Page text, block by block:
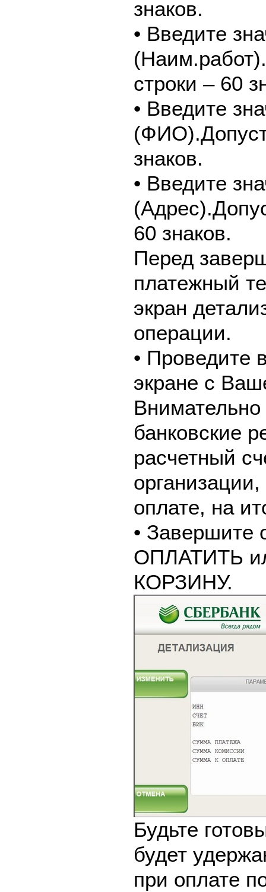
знаков.
• Введите
строки – 60
• Введите
знаков.
• Введите
60 знаков.
Перед
платежный
экран
операции.
• Проведите
экране с
банковские
расчетный
оплате, на
• Завершите
ОПЛАТИТЬ
КОРЗИНУ.
Будьте
будет
при оплате